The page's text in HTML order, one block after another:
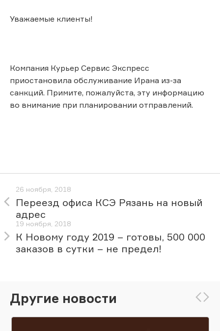
Уважаемые клиенты!
Компания Курьер Сервис Экспресс
приостановила обслуживание Ирана из-за
санкций. Примите, пожалуйста, эту информацию
во внимание при планировании отправлений.
26 ноября, 2018
Переезд офиса КСЭ Рязань на новый
адрес
19 ноября, 2018
К Новому году 2019 – готовы, 500 000
заказов в сутки – не предел!
Другие новости